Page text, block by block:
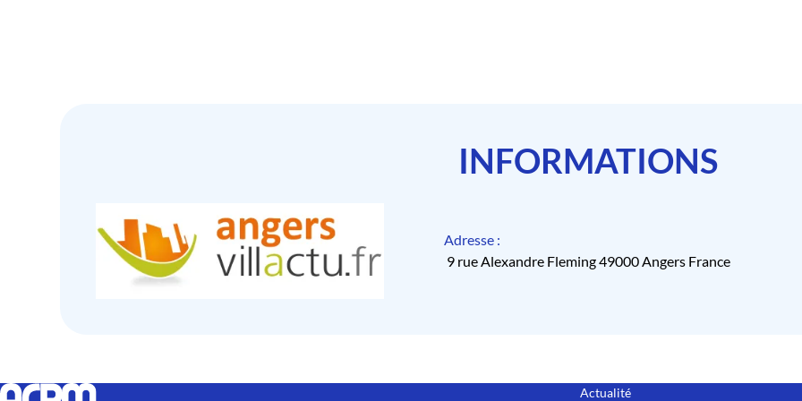
INFORMATIONS
Adresse :
9 rue Alexandre Fleming 49000 Angers France
Actualité